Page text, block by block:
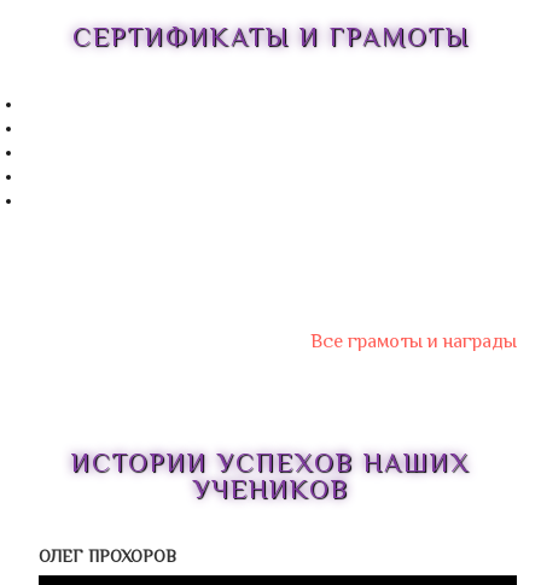
СЕРТИФИКАТЫ И ГРАМОТЫ
Все грамоты и награды
ИСТОРИИ УСПЕХОВ НАШИХ
УЧЕНИКОВ
ОЛЕГ ПРОХОРОВ